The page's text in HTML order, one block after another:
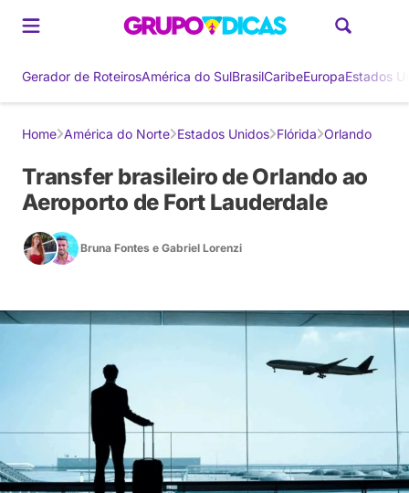
Gerador de RoteirosAmérica do SulBrasilCaribeEuropaEstados
Home América do Norte Estados Unidos Flórida Orlando
Transfer brasileiro de Orlando ao
Aeroporto de Fort Lauderdale
Bruna Fontes e Gabriel Lorenzi